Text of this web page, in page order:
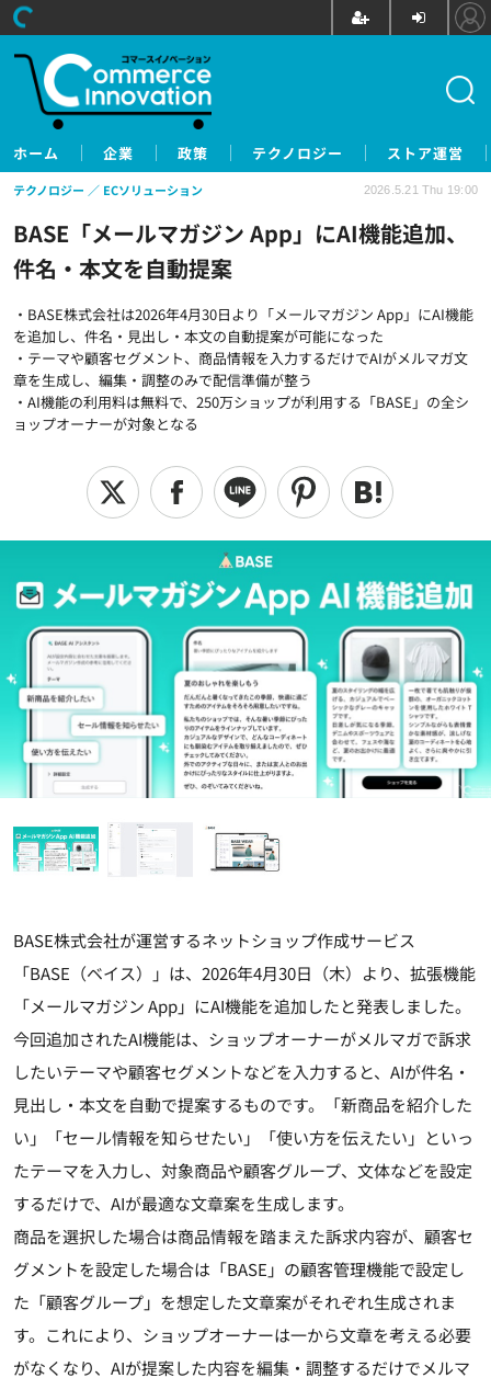
ホーム 企業 政策 テクノロジー ストア運営
BASE「メールマガジン App」にAI機能追加、
件名・本文を自動提案
・BASE株式会社は2026年4月30日より「メールマガジン App」にAI機能
を追加し、件名・見出し・本文の自動提案が可能になった
・テーマや顧客セグメント、商品情報を入力するだけでAIがメルマガ文
章を生成し、編集・調整のみで配信準備が整う
・AI機能の利用料は無料で、250万ショップが利用する「BASE」の全シ
ョップオーナーが対象となる
テクノロジー ECソリューション 2026.5.21 Thu 19:00
BASE株式会社が運営するネットショップ作成サービス
「BASE（ベイス）」は、2026年4月30日（木）より、拡張機能
「メールマガジン App」にAI機能を追加したと発表しました。
今回追加されたAI機能は、ショップオーナーがメルマガで訴求
したいテーマや顧客セグメントなどを入力すると、AIが件名・
見出し・本文を自動で提案するものです。「新商品を紹介した
い」「セール情報を知らせたい」「使い方を伝えたい」といっ
たテーマを入力し、対象商品や顧客グループ、文体などを設定
するだけで、AIが最適な文章案を生成します。
商品を選択した場合は商品情報を踏まえた訴求内容が、顧客セ
グメントを設定した場合は「BASE」の顧客管理機能で設定し
た「顧客グループ」を想定した文章案がそれぞれ生成されま
す。これにより、ショップオーナーは一から文章を考える必要
がなくなり、AIが提案した内容を編集・調整するだけでメルマ